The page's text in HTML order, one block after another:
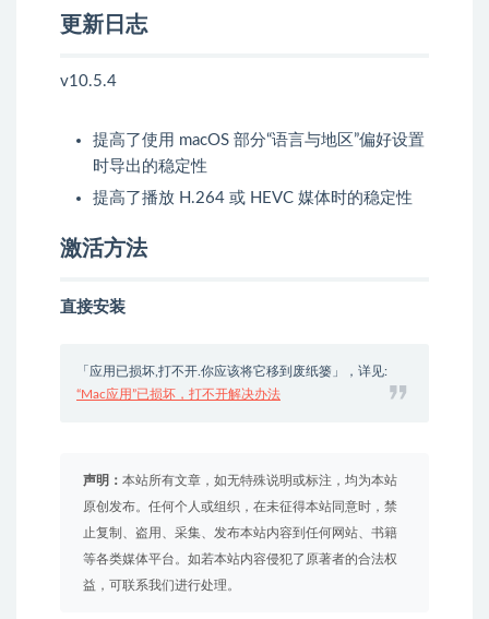
更新日志
v10.5.4
提高了使用 macOS 部分“语言与地区”偏好设置
时导出的稳定性
提高了播放 H.264 或 HEVC 媒体时的稳定性
激活方法
直接安装
「应用已损坏,打不开.你应该将它移到废纸篓」，详见:
“Mac应用”已损坏，打不开解决办法
声明： 本站所有文章，如无特殊说明或标注，均为本站
原创发布。任何个人或组织，在未征得本站同意时，禁
止复制、盗用、采集、发布本站内容到任何网站、书籍
等各类媒体平台。如若本站内容侵犯了原著者的合法权
益，可联系我们进行处理。